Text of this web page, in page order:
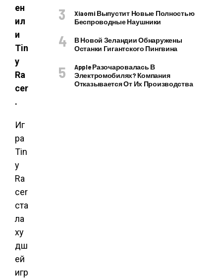
ен
ил
и
Tin
y
Ra
cer
.
Иг
ра
Tin
y
Ra
cer
ста
ла
ху
дш
ей
игр
Xiaomi Выпустит Новые Полностью
Беспроводные Наушники
В Новой Зеландии Обнаружены
Останки Гигантского Пингвина
Apple Разочаровалась В
Электромобилях? Компания
Отказывается От Их Производства